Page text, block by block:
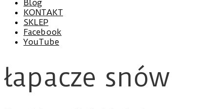
Blog
KONTAKT
SKLEP
Facebook
YouTube
łapacze snów